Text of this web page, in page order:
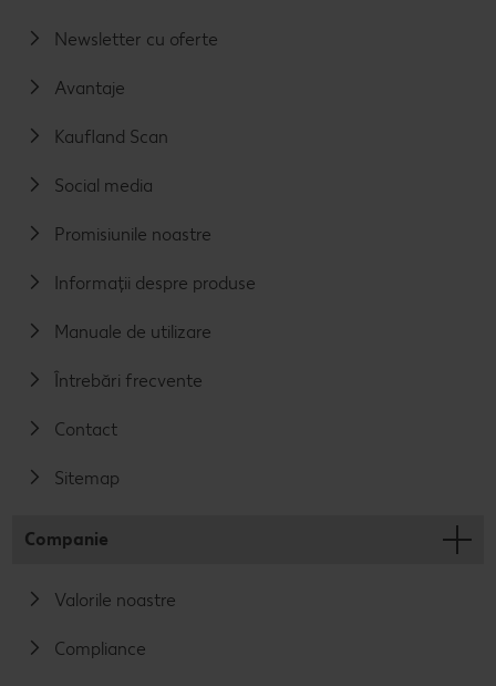
Newsletter cu oferte
Avantaje
Kaufland Scan
Social media
Promisiunile noastre
Informații despre produse
Manuale de utilizare
Întrebări frecvente
Contact
Sitemap
Companie
Valorile noastre
Compliance